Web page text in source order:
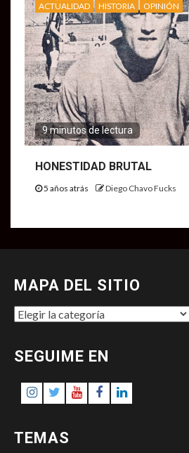
ACTUALIDAD HISTORIA OPINIÓN
9 minutos de lectura
HONESTIDAD BRUTAL
5 años atrás Diego Chavo Fucks
MAPA DEL SITIO
MAPA
SITIO
SEGUIME EN
Instagram
Twitter
Youtube
Facebook
LinkedIn
TEMAS